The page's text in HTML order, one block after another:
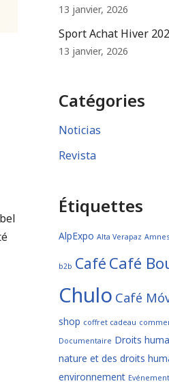
13 janvier, 2026
Sport Achat Hiver
13 janvier, 2026
Catégories
Noticias
Revista
Étiquettes
AlpExpo Alta Verapaz
b2b Café Café
Chulo Café
shop coffret cadeau
Documentaire Droits
nature et des droits
environnement